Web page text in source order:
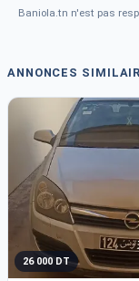
Baniola.tn n'est pas
ANNONCES
26 000 DT